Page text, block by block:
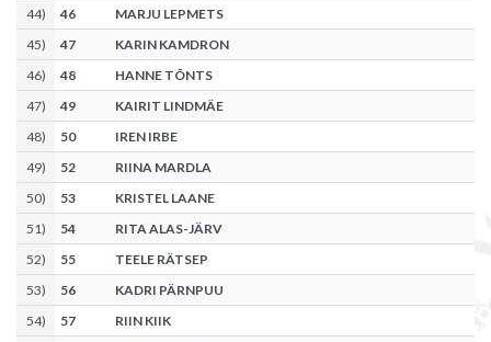
44) 46
MARJU LEPMETS
45) 47
KARIN KAMDRON
46) 48
HANNE TÕNTS
47) 49
KAIRIT LINDMÄE
48) 50
IREN IRBE
49) 52
RIINA MARDLA
50) 53
KRISTEL LAANE
51) 54
RITA ALAS-JÄRV
52) 55
TEELE RÄTSEP
53) 56
KADRI PÄRNPUU
54) 57
RIIN KIIK